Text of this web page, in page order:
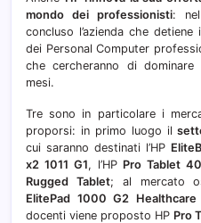
mondo dei professionisti:
concluso l’azienda che
dei Personal Computer
che cercheranno di
mesi.
Tre sono in particolare i
proporsi: in primo luogo il
cui saranno destinati l’HP
x2 1011 G1, l’HP Pro Tablet
Rugged Tablet; al mercato
ElitePad 1000 G2 Healthcare
docenti viene proposto HP Pro